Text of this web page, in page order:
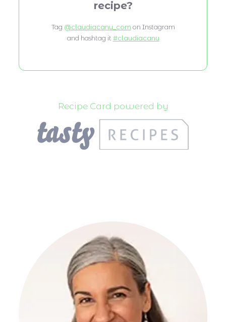
recipe?
Tag @claudiacanu_com on Instagram
and hashtag it #claudiacanu
Recipe Card powered by